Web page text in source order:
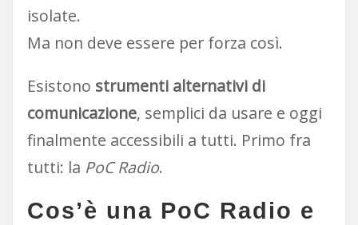
isolate.
Ma non deve essere per forza così.
Esistono strumenti alternativi di
comunicazione, semplici da usare e oggi
finalmente accessibili a tutti. Primo fra
tutti: la PoC Radio.
Cos’è una PoC Radio e